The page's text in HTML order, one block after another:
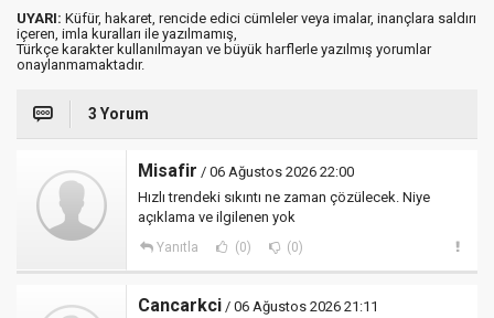
UYARI: Küfür, hakaret, rencide edici cümleler veya imalar, inançlara saldırı
içeren, imla kuralları ile yazılmamış,
Türkçe karakter kullanılmayan ve büyük harflerle yazılmış yorumlar
onaylanmamaktadır.
3 Yorum
Misafir / 06 Ağustos 2026 22:00
Hızlı trendeki sıkıntı ne zaman çözülecek. Niye
açıklama ve ilgilenen yok
Yanıtla (0) (0)
Cancarkci / 06 Ağustos 2026 21:11